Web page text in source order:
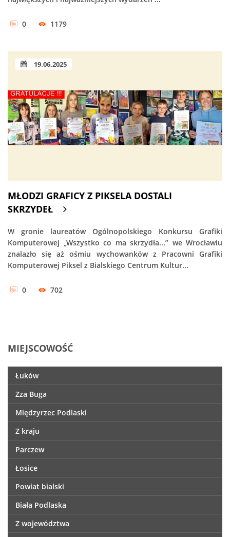
0 1179
19.06.2025
MŁODZI GRAFICY Z PIKSELA DOSTALI
SKRZYDEŁ
W gronie laureatów Ogólnopolskiego Konkursu Grafiki
Komputerowej „Wszystko co ma skrzydła...” we Wrocławiu
znalazło się aż ośmiu wychowanków z Pracowni Grafiki
Komputerowej Piksel z Bialskiego Centrum Kultur...
0 702
MIEJSCOWOŚĆ
Łuków
Zza Buga
Międzyrzec Podlaski
Z kraju
Parczew
Łosice
Powiat bialski
Biała Podlaska
Z województwa